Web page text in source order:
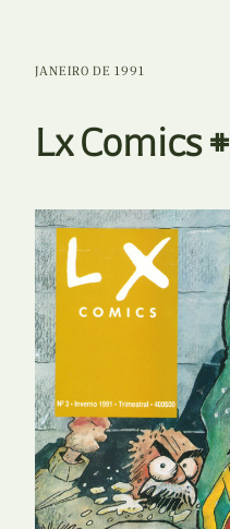
JANEIRO DE 1991
Lx Comics